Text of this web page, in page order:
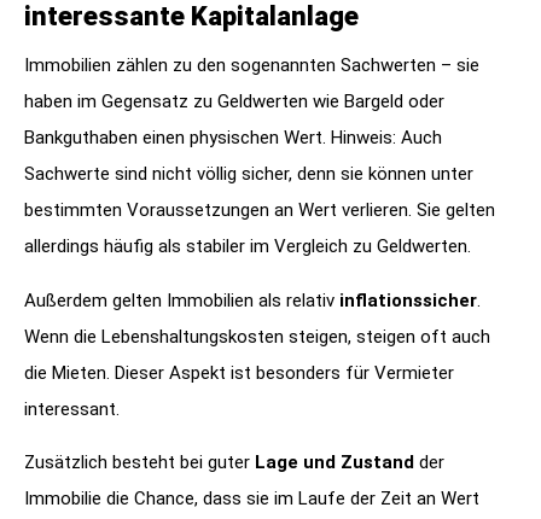
interessante Kapitalanlage
Immobilien zählen zu den sogenannten Sachwerten – sie
haben im Gegensatz zu Geldwerten wie Bargeld oder
Bankguthaben einen physischen Wert. Hinweis: Auch
Sachwerte sind nicht völlig sicher, denn sie können unter
bestimmten Voraussetzungen an Wert verlieren. Sie gelten
allerdings häufig als stabiler im Vergleich zu Geldwerten.
Außerdem gelten Immobilien als relativ inflationssicher.
Wenn die Lebenshaltungskosten steigen, steigen oft auch
die Mieten. Dieser Aspekt ist besonders für Vermieter
interessant.
Zusätzlich besteht bei guter Lage und Zustand der
Immobilie die Chance, dass sie im Laufe der Zeit an Wert